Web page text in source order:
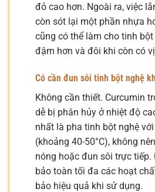
đỏ cao hơn. Ngoài ra, việc
còn sót lại một phần nhựa
cũng có thể làm cho tinh
đậm hơn và đôi khi còn có
Có cần đun sôi tinh bột nghệ
Không cần thiết. Curcumin
dễ bị phân hủy ở nhiệt độ
nhất là pha tinh bột nghệ
(khoảng 40-50°C), không
nóng hoặc đun sôi trực
bảo toàn tối đa các hoạt
bảo hiệu quả khi sử dụng.